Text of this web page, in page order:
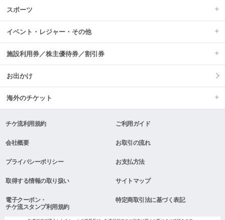
スポーツ
イベント・レジャー・その他
施設利用券／株主優待券／割引券
お出かけ
海外のチケット
チケ流利用規約 ご利用ガイド
会社概要 お取引の流れ
プライバシーポリシー お支払方法
取得する情報の取り扱い サイトマップ
電子クーポン・
チケ流スタンプ利用規約
特定商取引法に基づく表記